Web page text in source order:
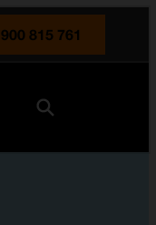
900 815 761